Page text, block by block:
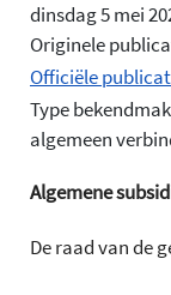
dinsdag 5 mei
Originele
Officiële
Type
algemeen
Algemene
De raad van de